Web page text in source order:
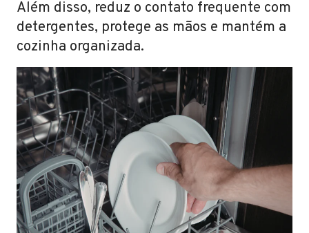
Além disso, reduz o contato frequente com
detergentes, protege as mãos e mantém a
cozinha organizada.